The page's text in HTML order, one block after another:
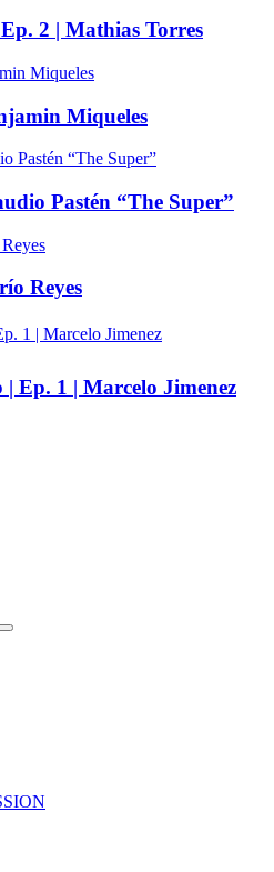
2 | Mathias Torres
Miqueles
Pastén “The Super”
Reyes
Ep. 1 | Marcelo Jimenez